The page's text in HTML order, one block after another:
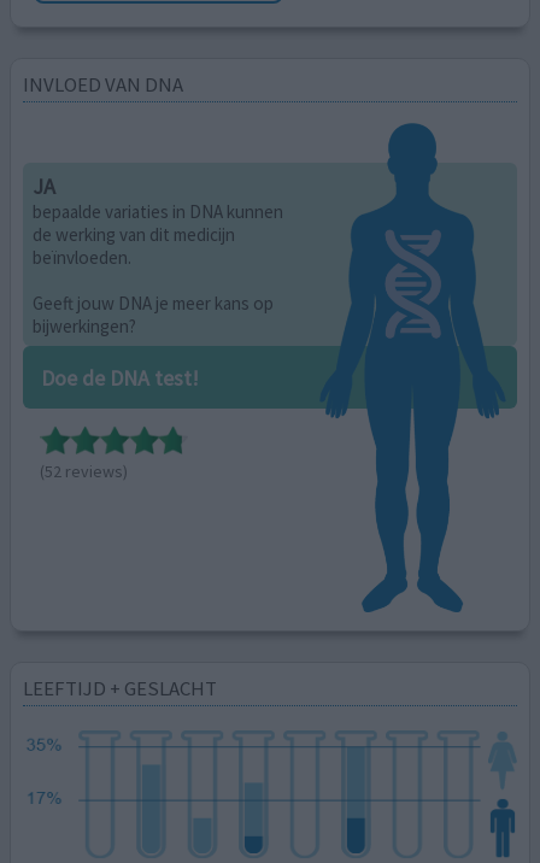
INVLOED VAN DNA
JA
bepaalde variaties in DNA kunnen
de werking van dit medicijn
beïnvloeden.
Geeft jouw DNA je meer kans op
bijwerkingen?
Doe de DNA test!
(52 reviews)
LEEFTIJD + GESLACHT